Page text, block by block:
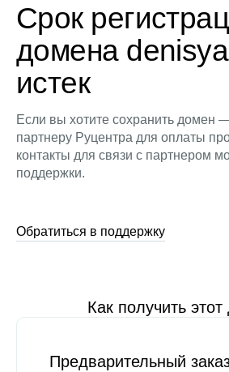
Срок
домена
истек
Если вы хотите сохранить домен
партнеру Руцентра для оплаты
контакты для связи с партнером
поддержки.
Обратиться в поддержку
Как получить
Предварительный